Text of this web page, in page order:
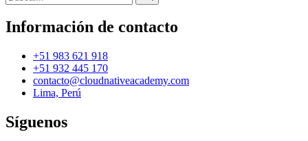
Información de contacto
+51 983 621 918
+51 932 445 170
contacto@cloudnativeacademy.com
Lima, Perú
Síguenos